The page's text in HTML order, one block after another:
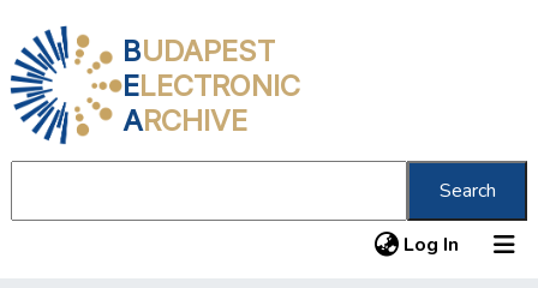
BUDAPEST
ELECTRONIC
ARCHIVE
Search
Log In (current)